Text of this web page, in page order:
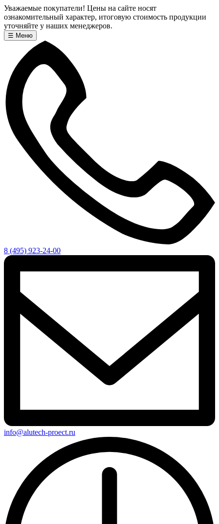
Уважаемые покупатели! Цены на сайте носят
ознакомительный характер, итоговую стоимость продукции
уточняйте у наших менеджеров.
☰ Меню
8 (495) 923-24-00
info@alutech-proect.ru